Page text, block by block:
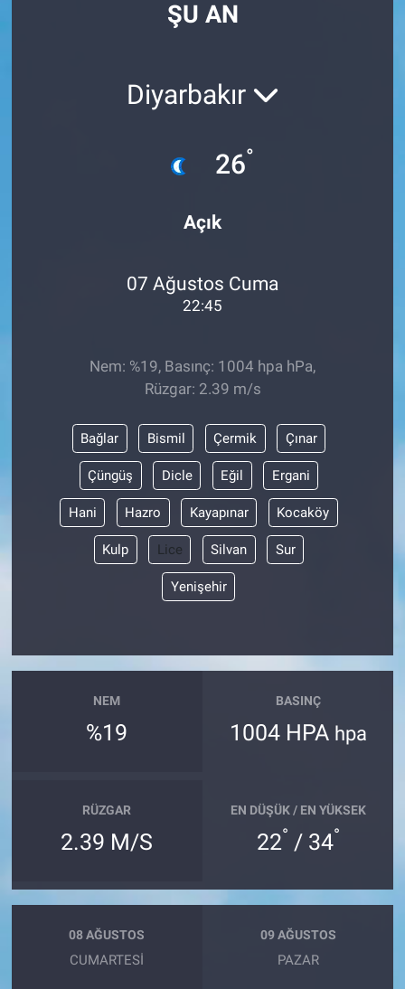
ŞU AN
Diyarbakır
26°
Açık
07 Ağustos Cuma
22:45
Nem: %19, Basınç: 1004 hpa hPa,
Rüzgar: 2.39 m/s
Bağlar Bismil Çermik Çınar
Çüngüş Dicle Eğil Ergani
Hani Hazro Kayapınar Kocaköy
Kulp Lice Silvan Sur
Yenişehir
NEM
%19
BASINÇ
1004 HPA hpa
RÜZGAR
2.39 M/S
EN DÜŞÜK / EN YÜKSEK
22° / 34°
08 AĞUSTOS
CUMARTESI
09 AĞUSTOS
PAZAR